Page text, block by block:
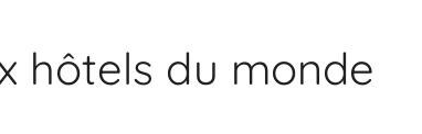
hôtels du monde